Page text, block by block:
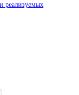
реализуемых